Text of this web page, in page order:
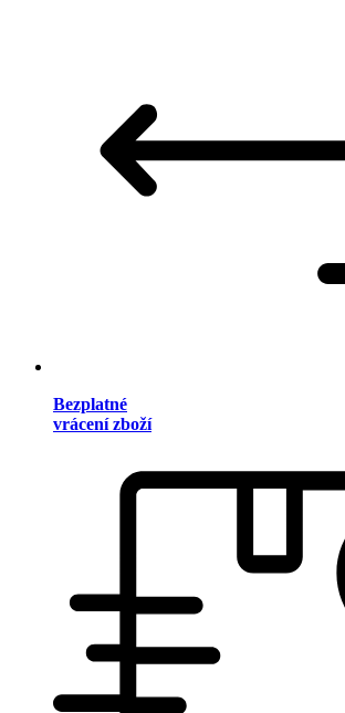
Bezplatné
vrácení zboží